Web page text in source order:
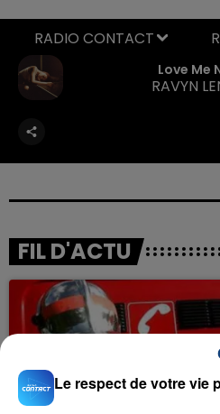
Love Me
RAVYN
FIL D'ACTU
Le respect de votre vie